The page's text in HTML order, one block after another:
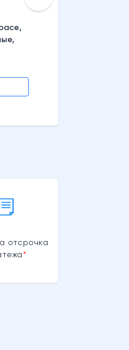
отсрочка